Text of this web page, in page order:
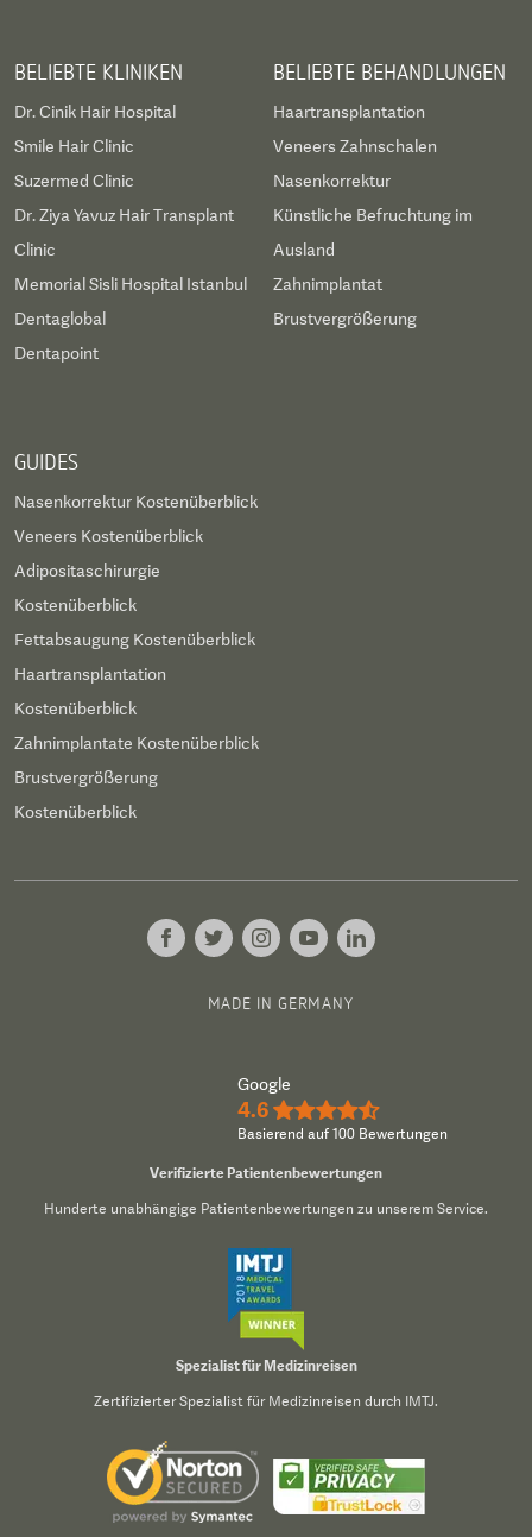
BELIEBTE KLINIKEN
Dr. Cinik Hair Hospital
Smile Hair Clinic
Suzermed Clinic
Dr. Ziya Yavuz Hair Transplant
Clinic
Memorial Sisli Hospital Istanbul
Dentaglobal
Dentapoint
BELIEBTE BEHANDLUNGEN
Haartransplantation
Veneers Zahnschalen
Nasenkorrektur
Künstliche Befruchtung im
Ausland
Zahnimplantat
Brustvergrößerung
GUIDES
Nasenkorrektur Kostenüberblick
Veneers Kostenüberblick
Adipositaschirurgie
Kostenüberblick
Fettabsaugung Kostenüberblick
Haartransplantation
Kostenüberblick
Zahnimplantate Kostenüberblick
Brustvergrößerung
Kostenüberblick
MADE IN GERMANY
Google
4.6 ★★★★½
Basierend auf 100 Bewertungen
Verifizierte Patientenbewertungen
Hunderte unabhängige Patientenbewertungen zu unserem Service.
Spezialist für Medizinreisen
Zertifizierter Spezialist für Medizinreisen durch IMTJ.